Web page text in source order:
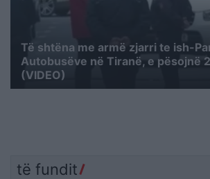
Të shtëna me armë zjarri te ish-
Autobusëve në Tiranë, e pësojnë
(VIDEO)
të fundit